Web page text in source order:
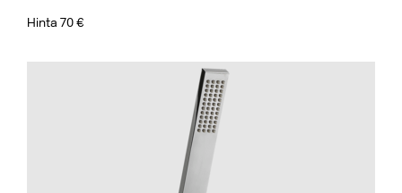
Hinta 70 €